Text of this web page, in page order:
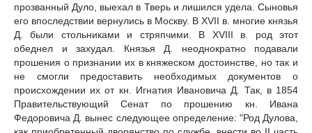
прозванный Дуло, выехал в Тверь и лишился удела. Сыновья
его впоследствии вернулись в Москву. В XVII в. многие князья
Д. были стольниками и стряпчими. В XVIII в. род этот
обеднел и захудал. Князья Д. неоднократно подавали
прошения о признании их в княжеском достоинстве, но так и
не смогли предоставить необходимых документов о
происхождении их от кн. Игнатия Ивановича Д. Так, в 1854
Правительствующий Сенат по прошению кн. Ивана
Федоровича Д. вынес следующее определение: "Род Дулова,